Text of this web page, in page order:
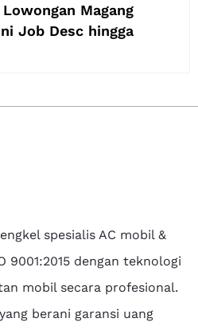
Magang
Job Desc hingga
spesialis AC mobil &
9001:2015 dengan teknologi
mobil secara profesional.
berani garansi uang